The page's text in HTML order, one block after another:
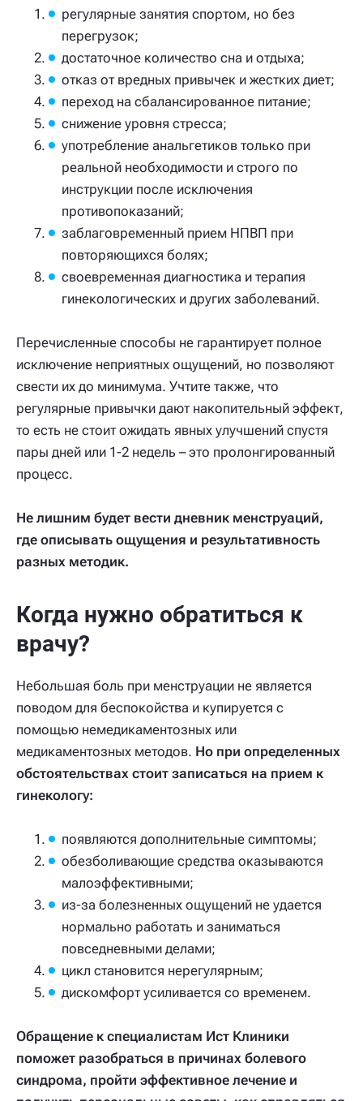
регулярные занятия спортом, но без
перегрузок;
достаточное количество сна и отдыха;
отказ от вредных привычек и жестких диет;
переход на сбалансированное питание;
снижение уровня стресса;
употребление анальгетиков только при
реальной необходимости и строго по
инструкции после исключения
противопоказаний;
заблаговременный прием НПВП при
повторяющихся болях;
своевременная диагностика и терапия
гинекологических и других заболеваний.
Перечисленные способы не гарантирует полное
исключение неприятных ощущений, но позволяют
свести их до минимума. Учтите также, что
регулярные привычки дают накопительный эффект,
то есть не стоит ожидать явных улучшений спустя
пары дней или 1-2 недель – это пролонгированный
процесс.
Не лишним будет вести дневник менструаций,
где описывать ощущения и результативность
разных методик.
Когда нужно обратиться к
врачу?
Небольшая боль при менструации не является
поводом для беспокойства и купируется с
помощью немедикаментозных или
медикаментозных методов. Но при определенных
обстоятельствах стоит записаться на прием к
гинекологу:
появляются дополнительные симптомы;
обезболивающие средства оказываются
малоэффективными;
из-за болезненных ощущений не удается
нормально работать и заниматься
повседневными делами;
цикл становится нерегулярным;
дискомфорт усиливается со временем.
Обращение к специалистам Ист Клиники
поможет разобраться в причинах болевого
синдрома, пройти эффективное лечение и